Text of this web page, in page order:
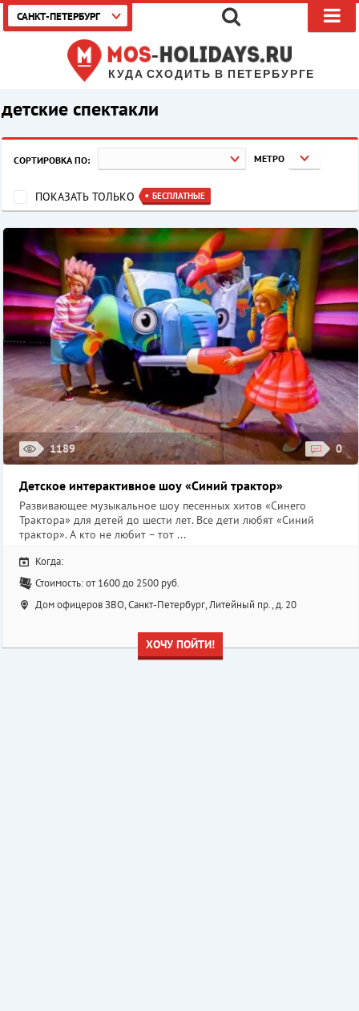
КУДА СХОДИТЬ В ПЕТЕРБУРГЕ
САНКТ-ПЕТЕРБУРГ
детские спектакли
СОРТИРОВКА ПО: МЕТРО
ПОКАЗАТЬ ТОЛЬКО БЕСПЛАТНЫЕ
1189 0
Детское интерактивное шоу «Синий трактор»
Развивающее музыкальное шоу песенных хитов «Синего
Трактора» для детей до шести лет. Все дети любят «Синий
трактор». А кто не любит – тот ...
Когда:
Стоимость: от 1600 до 2500 руб.
Дом офицеров ЗВО, Санкт-Петербург, Литейный пр., д. 20
ХОЧУ ПОЙТИ!